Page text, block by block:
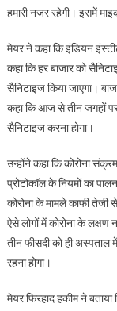
हमारी नजर रहेगी। इसमें
मेयर ने कहा कि इंडियन
कहा कि हर बाजार को
सैनिटाइज किया जाएगा।
कहा कि आज से तीन जगहों
सैनिटाइज करना होगा।
उन्होंने कहा कि कोरोना
प्रोटोकॉल के नियमों का
कोरोना के मामले काफी तेजी
ऐसे लोगों में कोरोना के लक्षण
तीन फीसदी को ही अस्पताल
रहना होगा।
मेयर फिरहाद हकीम ने बताया